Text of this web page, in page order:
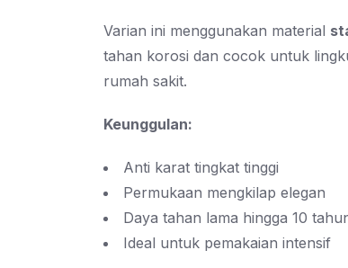
Varian ini menggunakan material
tahan korosi dan cocok untuk
rumah sakit.
Keunggulan:
Anti karat tingkat tinggi
Permukaan mengkilap elegan
Daya tahan lama hingga 10
Ideal untuk pemakaian intensif